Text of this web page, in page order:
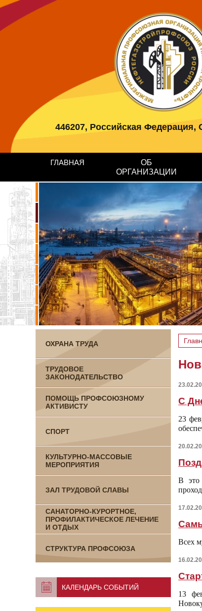
446207, Российская Федерация,
ГЛАВНАЯ
ОБ
ОРГАНИЗАЦИИ
ОХРАНА ТРУДА
ТРУДОВОЕ
ЗАКОНОДАТЕЛЬСТВО
ПОМОЩЬ ПРОФСОЮЗНОМУ
АКТИВИСТУ
СПОРТ
КУЛЬТУРНО-МАССОВЫЕ
МЕРОПРИЯТИЯ
ЗАЛ ТРУДОВОЙ СЛАВЫ
САНАТОРНО-КУРОРТНОЕ,
ПРОФИЛАКТИЧЕСКОЕ ЛЕЧЕНИЕ
И ОТДЫХ
СТРУКТУРА ПРОФСОЮЗА
КАЛЕНДАРЬ СОБЫТИЙ
С
23
В это
Всех
13